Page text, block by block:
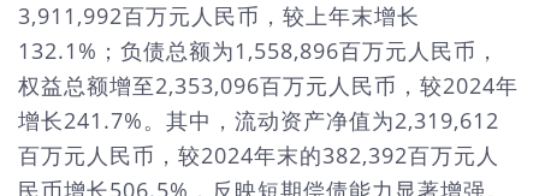
3,911,992百万元人民币，较上年末增长
132.1%；负债总额为1,558,896百万元人民币，
权益总额增至2,353,096百万元人民币，较2024年
增长241.7%。其中，流动资产净值为2,319,612
百万元人民币，较2024年末的382,392百万元人
民币增长506.5%，反映短期偿债能力显著增强。